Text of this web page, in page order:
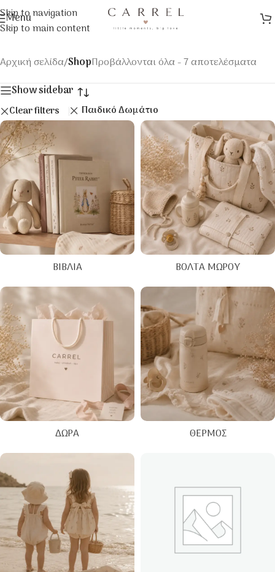
Skip to navigation
Skip to main content
Menu
Αρχική σελίδα/ShopΠροβάλλονται όλα - 7 αποτελέσματα
Show sidebar
Clear filters Παιδικό Δωμάτιο
ΒΙΒΛΊΑ ΒΌΛΤΑ ΜΩΡΟΎ
ΔΏΡΑ ΘΕΡΜΌΣ